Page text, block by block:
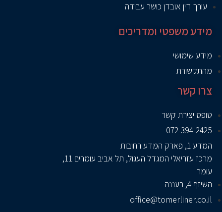
עורך דין אובדן כושר עבודה
מידע משפטי ומדריכים
מידע שימושי
מהתקשורת
צרו קשר
טופס יצירת קשר
072-394-2425
המדע 1, פארק המדע רחובות
מרכז עזריאלי המגדל העגול, תל אביב עומרים 11,
עומר
השיזף 4, רעננה
office@tomerliner.co.il